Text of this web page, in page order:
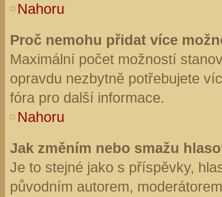
Nahoru
Proč nemohu přidat více
Maximální počet možností
opravdu nezbytně potřebujete
fóra pro další informace.
Nahoru
Jak změním nebo smažu
Je to stejné jako s příspěvky,
původním autorem,